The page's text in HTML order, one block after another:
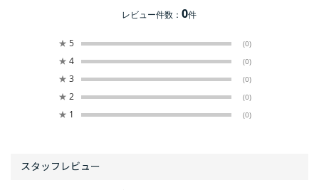
レビュー件数：0件
★ 5 (0)
★ 4 (0)
★ 3 (0)
★ 2 (0)
★ 1 (0)